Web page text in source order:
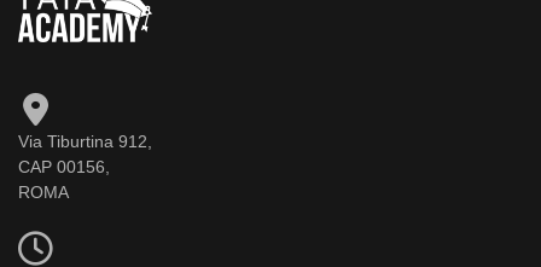
Via Tiburtina 912,
CAP 00156,
ROMA